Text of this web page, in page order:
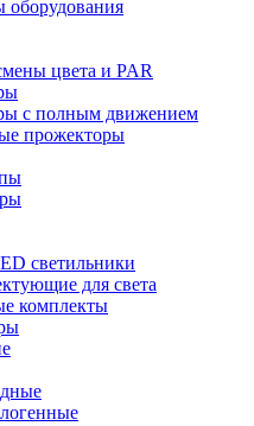
оборудования
цвета и PAR
с полным движением
прожекторы
светильники
для света
комплекты